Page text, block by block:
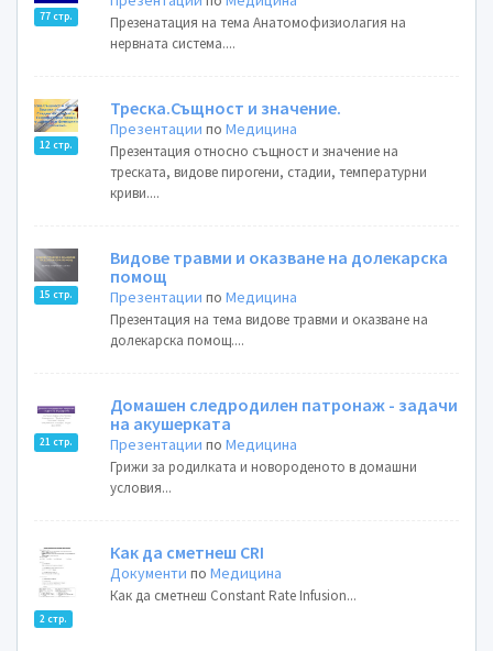
77 стр.
Презенатация на тема Анатомофизиолагия на
нервната система....
12 стр.
Треска.Същност и значение.
Презентации поМедицина
Презентация относно същност и значение на
треската, видове пирогени, стадии, температурни
криви....
15 стр.
Видове травми и оказване на долекарска
помощ
Презентации поМедицина
Презентация на тема видове травми и оказване на
долекарска помощ....
21 стр.
Домашен следродилен патронаж - задачи
на акушерката
Презентации поМедицина
Грижи за родилката и новороденото в домашни
условия...
2 стр.
Как да сметнеш CRI
Документи поМедицина
Как да сметнеш Constant Rate Infusion...